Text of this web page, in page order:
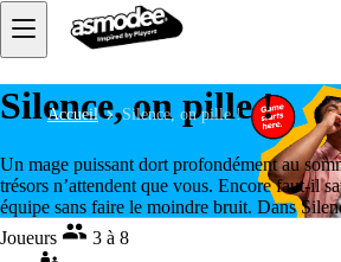
Accueil Silence, on pille !
Silence, on pille !
Un mage puissant dort profondément au
trésors n’attendent que vous. Encore faut-il
équipe sans faire le moindre bruit. Dans
Joueurs
3 à 8